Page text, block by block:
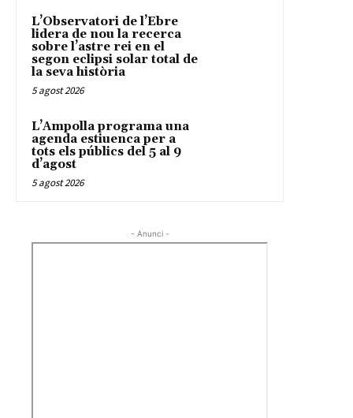
L’Observatori de l’Ebre
lidera de nou la recerca
sobre l’astre rei en el
segon eclipsi solar total de
la seva història
5 agost 2026
L’Ampolla programa una
agenda estiuenca per a
tots els públics del 5 al 9
d’agost
5 agost 2026
- Anunci -